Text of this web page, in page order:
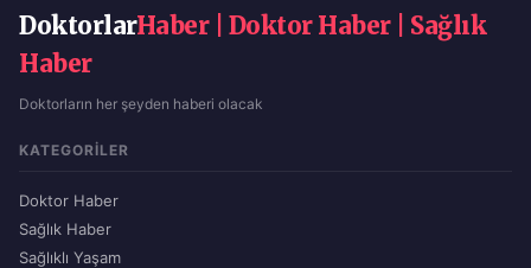
DoktorlarHaber | Doktor Haber | Sağlık
Haber
Doktorların her şeyden haberi olacak
KATEGORILER
Doktor Haber
Sağlık Haber
Sağlıklı Yaşam